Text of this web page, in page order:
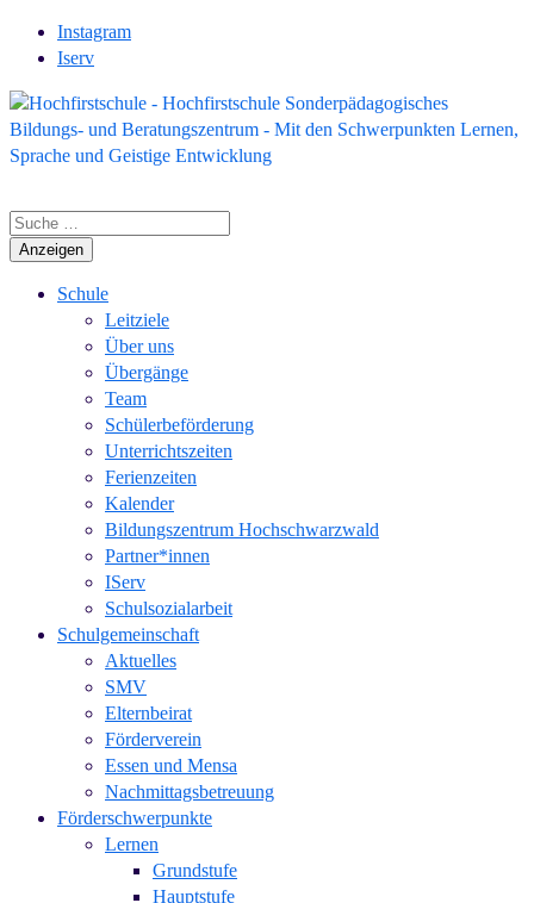
Instagram
Iserv
Anzeigen
Schule
Leitziele
Über uns
Übergänge
Team
Schülerbeförderung
Unterrichtszeiten
Ferienzeiten
Kalender
Bildungszentrum Hochschwarzwald
Partner*innen
IServ
Schulsozialarbeit
Schulgemeinschaft
Aktuelles
SMV
Elternbeirat
Förderverein
Essen und Mensa
Nachmittagsbetreuung
Förderschwerpunkte
Lernen
Grundstufe
Hauptstufe